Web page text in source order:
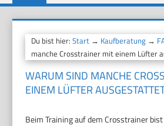
Du bist hier:Start → Kaufberatung →
manche Crosstrainer mit einem Lüfter
WARUM SIND MANCHE
EINEM LÜFTER
Beim Training auf dem Crosstrainer